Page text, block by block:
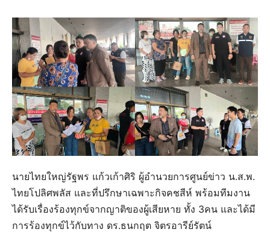
นายไทยใหญ่รัฐพร แก้วเก้าศิริ ผู้อำนวยการศูนย์ข่าว น.ส.พ.
ไทยโปลิศพลัส และที่ปรึกษาเฉพาะกิจคชสีห์ พร้อมทีมงาน
ได้รับเรื่องร้องทุกข์จากญาติของผู้เสียหาย ทั้ง 3คน และได้มี
การร้องทุกข์ไว้กับทาง ดร.ธนกฤต จิตรอารีย์รัตน์